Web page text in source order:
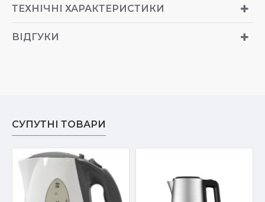
ТЕХНІЧНІ ХАРАКТЕРИСТИКИ
ВІДГУКИ
СУПУТНІ ТОВАРИ